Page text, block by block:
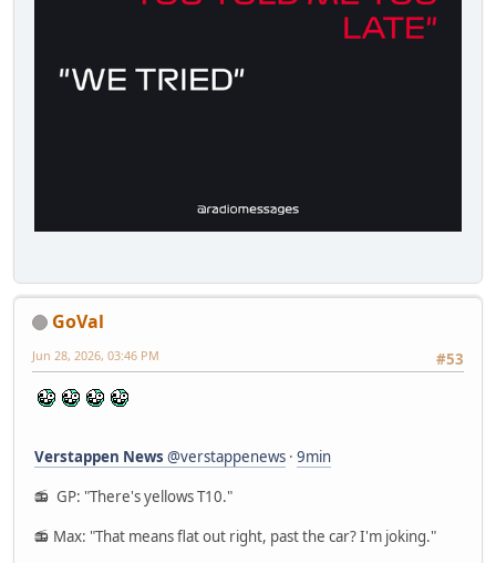
GoVal
#53
Jun 28, 2026, 03:46 PM
Verstappen News @verstappenews · 9min
📻 GP: "There's yellows T10."
📻 Max: "That means flat out right, past the car? I'm joking."